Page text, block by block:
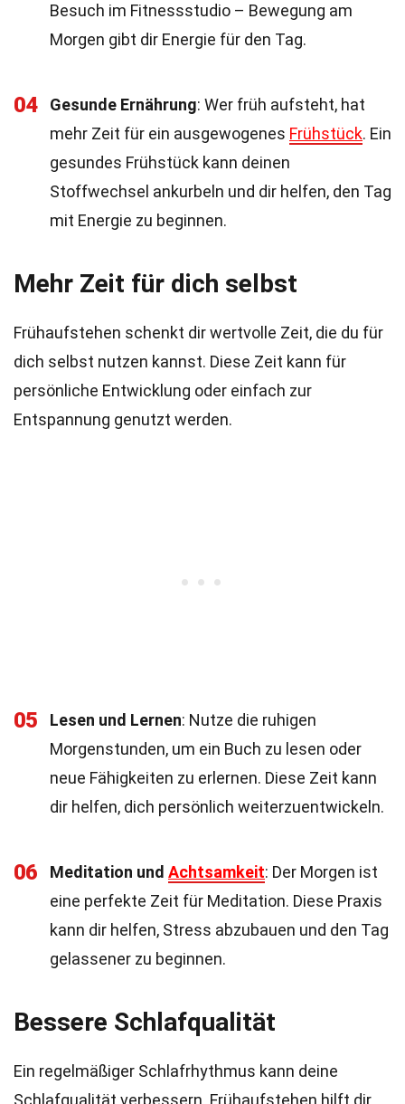
Besuch im Fitnessstudio – Bewegung am
Morgen gibt dir Energie für den Tag.
04 Gesunde Ernährung: Wer früh aufsteht, hat
mehr Zeit für ein ausgewogenes Frühstück. Ein
gesundes Frühstück kann deinen
Stoffwechsel ankurbeln und dir helfen, den Tag
mit Energie zu beginnen.
Mehr Zeit für dich selbst
Frühaufstehen schenkt dir wertvolle Zeit, die du für
dich selbst nutzen kannst. Diese Zeit kann für
persönliche Entwicklung oder einfach zur
Entspannung genutzt werden.
05 Lesen und Lernen: Nutze die ruhigen
Morgenstunden, um ein Buch zu lesen oder
neue Fähigkeiten zu erlernen. Diese Zeit kann
dir helfen, dich persönlich weiterzuentwickeln.
06 Meditation und Achtsamkeit: Der Morgen ist
eine perfekte Zeit für Meditation. Diese Praxis
kann dir helfen, Stress abzubauen und den Tag
gelassener zu beginnen.
Bessere Schlafqualität
Ein regelmäßiger Schlafrhythmus kann deine
Schlafqualität verbessern. Frühaufstehen hilft dir,